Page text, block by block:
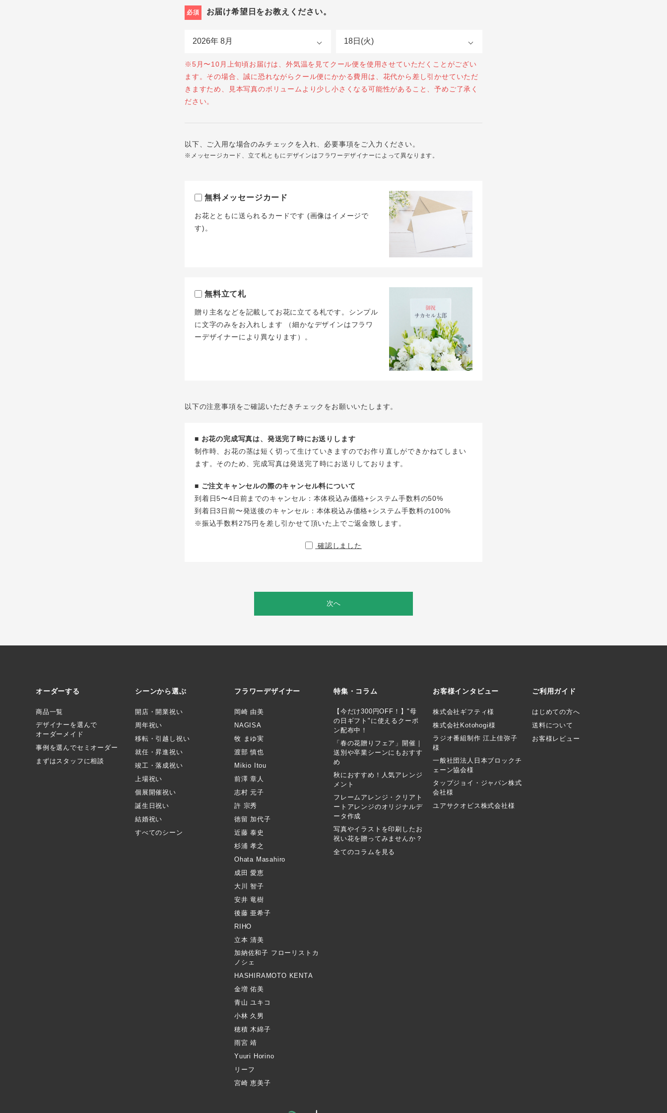
必須 お届け希望日をお教えください。
※5月〜10月上旬頃お届けは、外気温を見てクール便を使用させていただくことがござい
ます。その場合、誠に恐れながらクール便にかかる費用は、花代から差し引かせていただ
きますため、見本写真のボリュームより少し小さくなる可能性があること、予めご了承く
ださい。
以下、ご入用な場合のみチェックを入れ、必要事項をご入力ください。
※メッセージカード、立て札ともにデザインはフラワーデザイナーによって異なります。
無料メッセージカード
お花とともに送られるカードです (画像はイメージで
す)。
無料立て札
贈り主名などを記載してお花に立てる札です。シンプル
に文字のみをお入れします （細かなデザインはフラワ
ーデザイナーにより異なります）。
以下の注意事項をご確認いただきチェックをお願いいたします。
■ お花の完成写真は、発送完了時にお送りします
制作時、お花の茎は短く切って生けていきますのでお作り直しができかねてしまい
ます。そのため、完成写真は発送完了時にお送りしております。
■ ご注文キャンセルの際のキャンセル料について
到着日5〜4日前までのキャンセル：本体税込み価格+システム手数料の50%
到着日3日前〜発送後のキャンセル：本体税込み価格+システム手数料の100%
※振込手数料275円を差し引かせて頂いた上でご返金致します。
確認しました
次へ
オーダーする
商品一覧
デザイナーを選んで
オーダーメイド
事例を選んでセミオーダー
まずはスタッフに相談
シーンから選ぶ
開店・開業祝い
周年祝い
移転・引越し祝い
就任・昇進祝い
竣工・落成祝い
上場祝い
個展開催祝い
誕生日祝い
結婚祝い
すべてのシーン
フラワーデザイナー
岡崎 由美
NAGISA
牧 まゆ実
渡部 慎也
Mikio Itou
前澤 章人
志村 元子
許 宗秀
徳留 加代子
近藤 泰史
杉浦 孝之
Ohata Masahiro
成田 愛恵
大川 智子
安井 竜樹
後藤 亜希子
RIHO
立本 清美
加納佐和子 フローリストカ
ノシェ
HASHIRAMOTO KENTA
金増 佑美
青山 ユキコ
小林 久男
穂積 木綿子
雨宮 靖
Yuuri Horino
リーフ
宮崎 恵美子
特集・コラム
【今だけ300円OFF！】"母
の日ギフト"に使えるクーポ
ン配布中！
「春の花贈りフェア」開催｜
送別や卒業シーンにもおすす
め
秋におすすめ！人気アレンジ
メント
フレームアレンジ・クリアト
ートアレンジのオリジナルデ
ータ作成
写真やイラストを印刷したお
祝い花を贈ってみませんか？
全てのコラムを見る
お客様インタビュー
株式会社ギフティ様
株式会社Kotohogi様
ラジオ番組制作 江上佳弥子
様
一般社団法人日本ブロックチ
ェーン協会様
タップジョイ・ジャパン株式
会社様
ユアサクオビス株式会社様
ご利用ガイド
はじめての方へ
送料について
お客様レビュー